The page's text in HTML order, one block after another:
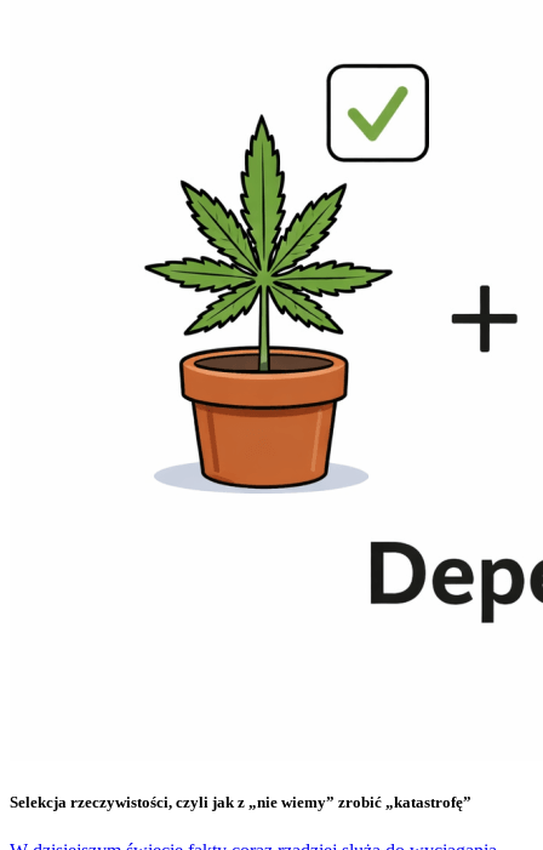
Selekcja rzeczywistości, czyli jak z „nie wiemy” zrobić „katastrofę”